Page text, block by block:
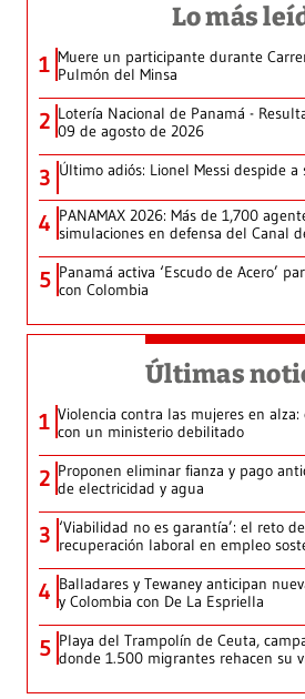
Lo más
1 Muere un participante durante
Pulmón del Minsa
2 Lotería Nacional de Panamá -
09 de agosto de 2026
3 Último adiós: Lionel Messi despide a
4 PANAMAX 2026: Más de 1,700
simulaciones en defensa del Canal
5 Panamá activa ‘Escudo de Acero’
con Colombia
Últimas
1 Violencia contra las mujeres en
con un ministerio debilitado
2 Proponen eliminar fianza y pago
de electricidad y agua
3 ‘Viabilidad no es garantía’: el reto
recuperación laboral en empleo
4 Balladares y Tewaney anticipan
y Colombia con De La Espriella
5 Playa del Trampolín de Ceuta,
donde 1.500 migrantes rehacen su